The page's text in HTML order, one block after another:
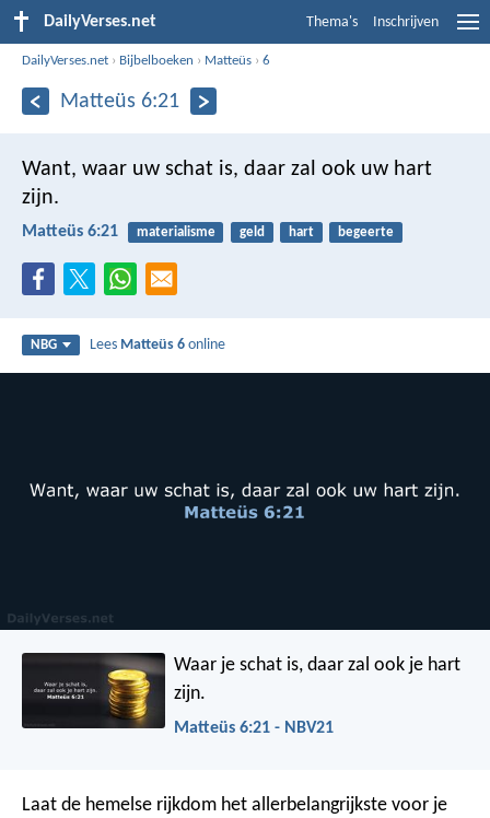
DailyVerses.net Thema's Inschrijven
DailyVerses.net › Bijbelboeken › Matteüs ›6
Matteüs 6:21
Want, waar uw schat is, daar zal ook uw hart
zijn.
Matteüs 6:21 materialisme geld hart begeerte
NBG Lees Matteüs 6 online
Waar je schat is, daar zal ook je hart
zijn.
Matteüs 6:21 - NBV21
Laat de hemelse rijkdom het allerbelangrijkste voor je